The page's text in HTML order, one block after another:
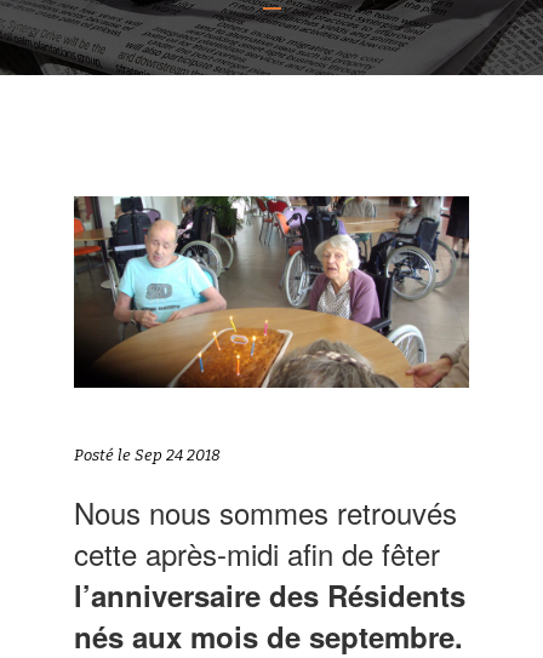
Posté le Sep 24 2018
Nous nous sommes retrouvés
cette après-midi afin de fêter
l’anniversaire des Résidents
nés aux mois de septembre.